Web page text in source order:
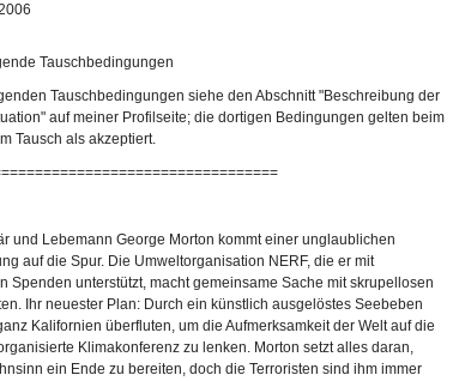
Tauschbedingungen
Tauschbedingungen siehe den Abschnitt "Beschreibung der
auf meiner Profilseite; die dortigen Bedingungen gelten beim
Tausch als akzeptiert.
und Lebemann George Morton kommt einer unglaublichen
auf die Spur. Die Umweltorganisation NERF, die er mit
Spenden unterstützt, macht gemeinsame Sache mit skrupellosen
Ihr neuester Plan: Durch ein künstlich ausgelöstes Seebeben
Kalifornien überfluten, um die Aufmerksamkeit der Welt auf die
Klimakonferenz zu lenken. Morton setzt alles daran,
ein Ende zu bereiten, doch die Terroristen sind ihm immer